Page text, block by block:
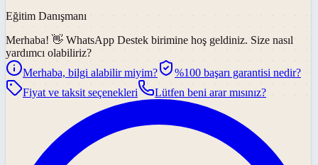
Eğitim Danışmanı
Merhaba! 👋 WhatsApp Destek birimine hoş geldiniz. Size nasıl
yardımcı olabiliriz?
Merhaba, bilgi alabilir miyim?
%100 başarı garantisi nedir?
Fiyat ve taksit seçenekleri
Lütfen beni arar mısınız?